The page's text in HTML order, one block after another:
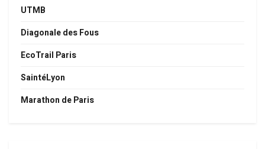
UTMB
Diagonale des Fous
EcoTrail Paris
SaintéLyon
Marathon de Paris